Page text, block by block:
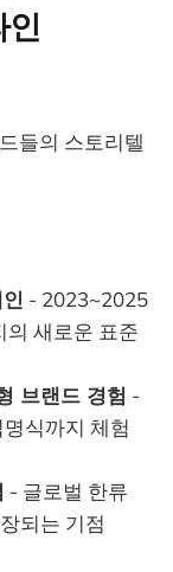
들의 스토리텔
- 2023~2025
의 새로운 표준
브랜드 경험 -
식까지 체험
- 글로벌 한류
되는 기점